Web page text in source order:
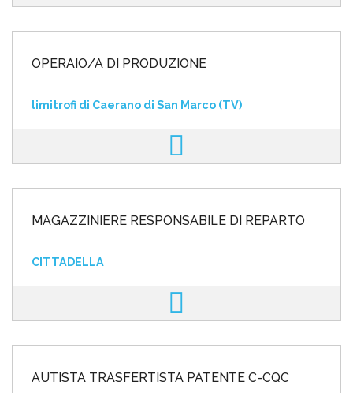
OPERAIO/A DI PRODUZIONE
limitrofi di Caerano di San Marco (TV)
MAGAZZINIERE RESPONSABILE DI REPARTO
CITTADELLA
AUTISTA TRASFERTISTA PATENTE C-CQC